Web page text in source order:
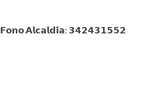
𝗙𝗼𝗻𝗼 𝗔𝗹𝗰𝗮𝗹𝗱𝗶́𝗮: 𝟯𝟰𝟮𝟰𝟯𝟭𝟱𝟱𝟮